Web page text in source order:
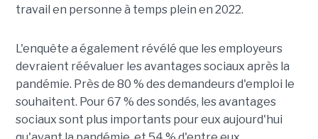
travail en personne à temps plein en 2022.
L'enquête a également révélé que les employeurs
devraient réévaluer les avantages sociaux après la
pandémie. Près de 80 % des demandeurs d'emploi le
souhaitent. Pour 67 % des sondés, les avantages
sociaux sont plus importants pour eux aujourd'hui